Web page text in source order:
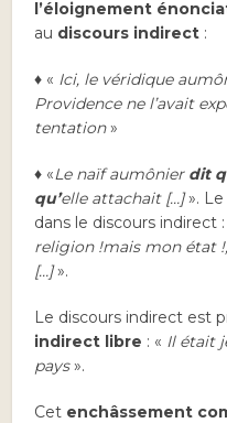
l’éloignement
au discours indirect :
♦ « Ici, le véridique
Providence ne l’avait
tentation»
♦ «Le naïf aumônier dit
qu’elle attachait […]».
dans le discours indirect :
religion !mais mon état
[…]».
Le discours indirect est
indirect libre : « Il était
pays».
Cet enchâssement